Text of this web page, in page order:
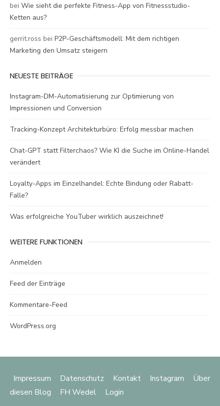
bei Wie sieht die perfekte Fitness-App von Fitnessstudio-
Ketten aus?
gerrit.ross bei P2P-Geschäftsmodell: Mit dem richtigen
Marketing den Umsatz steigern
NEUESTE BEITRÄGE
Instagram-DM-Automatisierung zur Optimierung von
Impressionen und Conversion
Tracking-Konzept Architekturbüro: Erfolg messbar machen
Chat-GPT statt Filterchaos? Wie KI die Suche im Online-Handel
verändert
Loyalty-Apps im Einzelhandel: Echte Bindung oder Rabatt-
Falle?
Was erfolgreiche YouTuber wirklich auszeichnet!
WEITERE FUNKTIONEN
Anmelden
Feed der Einträge
Kommentare-Feed
WordPress.org
Impressum Datenschutz Kontakt Instagram
Über
diesen Blog
FH Wedel Login